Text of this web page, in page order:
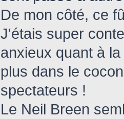
De mon côté, ce
J'étais super
anxieux quant à
plus dans le
spectateurs !
Le Neil Breen